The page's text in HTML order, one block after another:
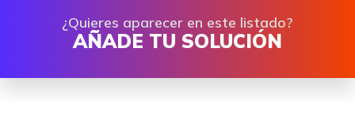
¿Quieres aparecer en este listado?
AÑADE TU SOLUCIÓN